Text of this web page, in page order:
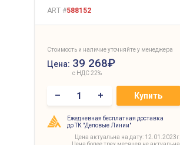
ART #588152
Стоимость и наличие уточняйте у менеджера
Цена: 39 268₽
с НДС 22%
– + Купить
Ежедневная бесплатная доставка
до ТК "Деловые Линии"
Цена актуальна на дату: 12.01.2023г.